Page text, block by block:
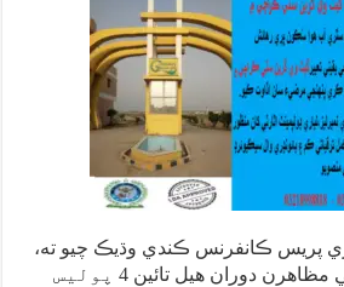
پريس ڪانفرنس ڪندي وڌيڪ چيو ته،
ٽي ايل پي جي احتجاجي مظاهرن دوران هيل تائين 4 پوليس